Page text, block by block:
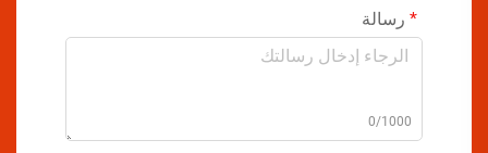
رسالة
0/1000